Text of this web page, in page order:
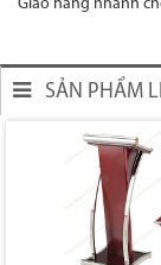
Giao hàng nhanh
SẢN PHẨM